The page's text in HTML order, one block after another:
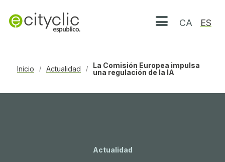
Abrir menú
CA ES
Inicio / Actualidad /
La Comisión Europea impulsa
una regulación de la IA
Actualidad